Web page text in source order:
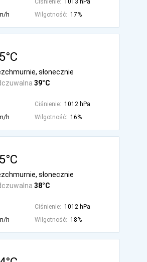
Ciśnienie: 1013 hPa
h Wilgotność: 17%
39°C
słonecznie
Ciśnienie: 1012 hPa
h Wilgotność: 16%
38°C
słonecznie
Ciśnienie: 1012 hPa
h Wilgotność: 18%